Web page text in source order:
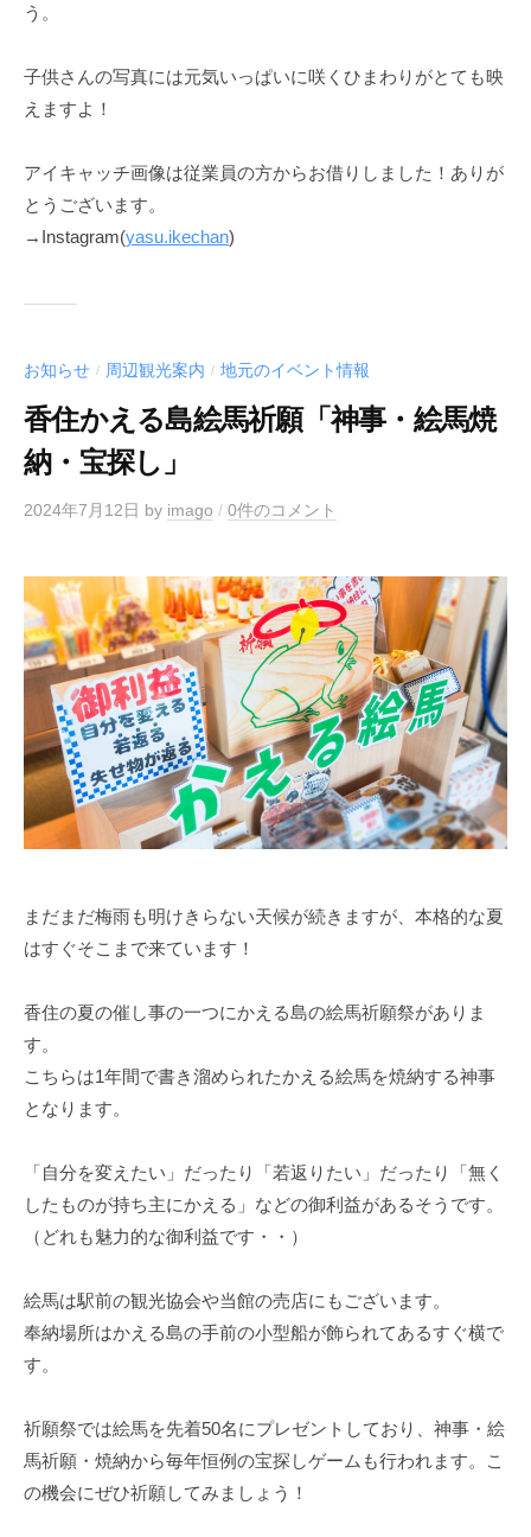
う。
子供さんの写真には元気いっぱいに咲くひまわりがとても映
えますよ！
アイキャッチ画像は従業員の方からお借りしました！ありが
とうございます。
→Instagram(yasu.ikechan)
お知らせ / 周辺観光案内 / 地元のイベント情報
香住かえる島絵馬祈願「神事・絵馬焼
納・宝探し」
2024年7月12日 by imago / 0件のコメント
まだまだ梅雨も明けきらない天候が続きますが、本格的な夏
はすぐそこまで来ています！
香住の夏の催し事の一つにかえる島の絵馬祈願祭がありま
す。
こちらは1年間で書き溜められたかえる絵馬を焼納する神事
となります。
「自分を変えたい」だったり「若返りたい」だったり「無く
したものが持ち主にかえる」などの御利益があるそうです。
（どれも魅力的な御利益です・・）
絵馬は駅前の観光協会や当館の売店にもございます。
奉納場所はかえる島の手前の小型船が飾られてあるすぐ横で
す。
祈願祭では絵馬を先着50名にプレゼントしており、神事・絵
馬祈願・焼納から毎年恒例の宝探しゲームも行われます。こ
の機会にぜひ祈願してみましょう！